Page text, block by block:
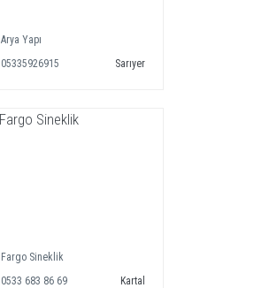
Arya Yapı
05335926915
Sarıyer
Fargo Sineklik
0533 683 86 69
Kartal